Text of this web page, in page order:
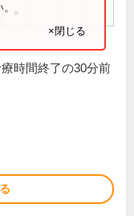
×閉じる
時間終了の30分前